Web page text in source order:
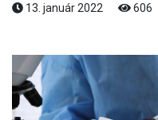
13. január 2022 606